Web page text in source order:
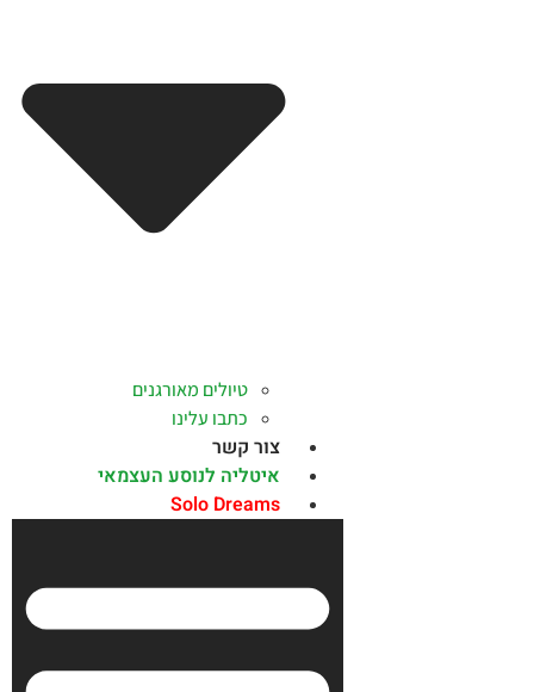
טיולים מאורגנים
כתבו עלינו
צור קשר
איטליה לנוסע העצמאי
Solo Dreams